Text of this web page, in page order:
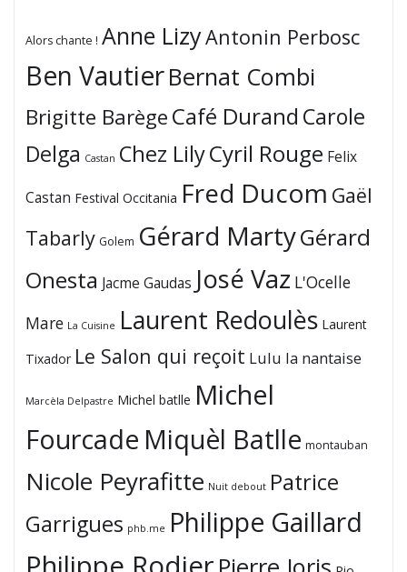
Alors chante ! Anne LizyAntonin Perbosc
Ben VautierBernat Combi
Brigitte BarègeCafé Durand Carole
Delga Castan Chez LilyCyril Rouge Felix
Castan Festival Occitania Fred Ducom Gaël
Tabarly Golem Gérard MartyGérard
Onesta Jacme Gaudas José Vaz L'Ocelle
Mare La Cuisine Laurent Redoulès Laurent
Tixador Le Salon qui reçoit Lulu la nantaise
Marcèla Delpastre Michel batlle Michel
Fourcade Miquèl Batlle montauban
Nicole Peyrafitte Nuit debout Patrice
Garrigues phb.me Philippe Gaillard